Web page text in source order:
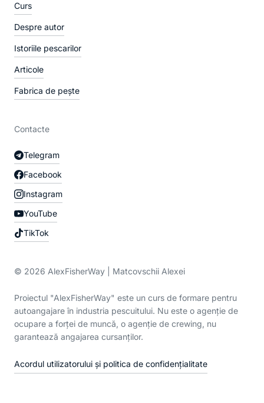
Curs
Despre autor
Istoriile pescarilor
Articole
Fabrica de pește
Contacte
Telegram
Facebook
Instagram
YouTube
TikTok
© 2026 AlexFisherWay | Matcovschii Alexei
Proiectul "AlexFisherWay" este un curs de formare pentru
autoangajare în industria pescuitului. Nu este o agenție de
ocupare a forței de muncă, o agenție de crewing, nu
garantează angajarea cursanților.
Acordul utilizatorului și politica de confidențialitate